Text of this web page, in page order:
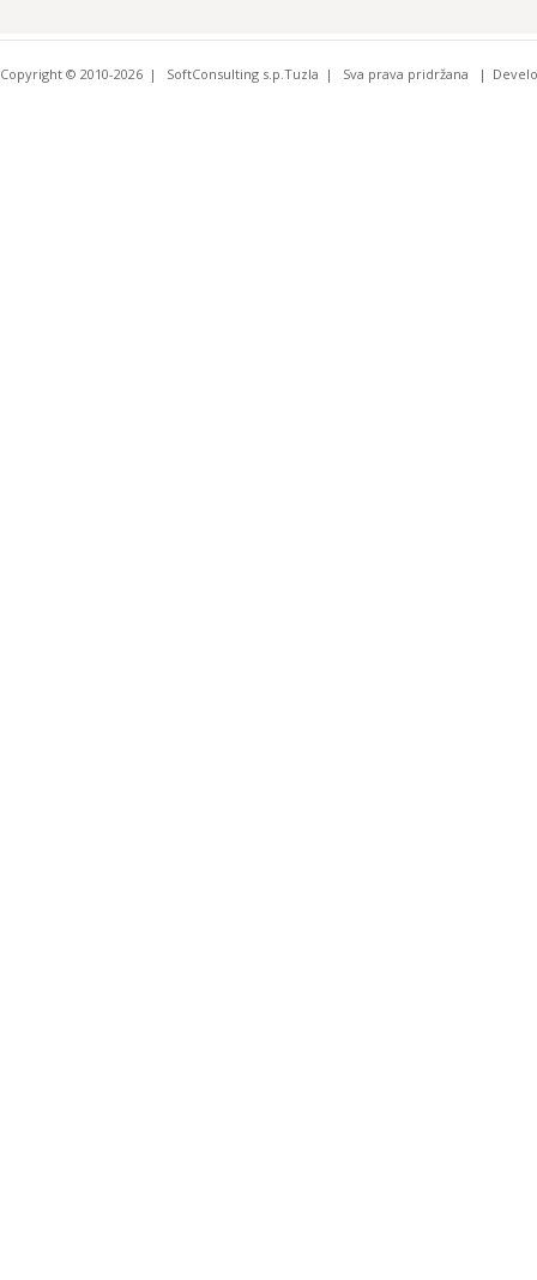
Copyright © 2010-2026 SoftConsulting s.p.Tuzla Sva prava pridržana